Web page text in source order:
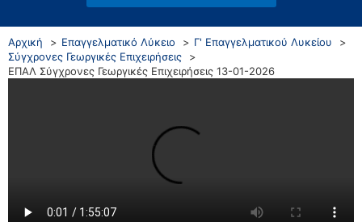
Αρχική Επαγγελματικό Λύκειο
Γ' Επαγγελματικού Λυκείου
Σύγχρονες Γεωργικές Επιχειρήσεις
ΕΠΑΛ Σύγχρονες Γεωργικές Επιχειρήσεις 13-01-2026